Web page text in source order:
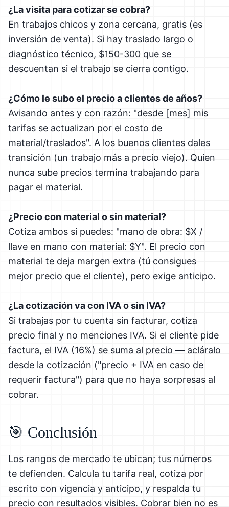
¿La visita para cotizar se cobra?
En trabajos chicos y zona cercana, gratis (es
inversión de venta). Si hay traslado largo o
diagnóstico técnico, $150-300 que se
descuentan si el trabajo se cierra contigo.
¿Cómo le subo el precio a clientes de años?
Avisando antes y con razón: "desde [mes] mis
tarifas se actualizan por el costo de
material/traslados". A los buenos clientes dales
transición (un trabajo más a precio viejo). Quien
nunca sube precios termina trabajando para
pagar el material.
¿Precio con material o sin material?
Cotiza ambos si puedes: "mano de obra: $X /
llave en mano con material: $Y". El precio con
material te deja margen extra (tú consigues
mejor precio que el cliente), pero exige anticipo.
¿La cotización va con IVA o sin IVA?
Si trabajas por tu cuenta sin facturar, cotiza
precio final y no menciones IVA. Si el cliente pide
factura, el IVA (16%) se suma al precio — acláralo
desde la cotización ("precio + IVA en caso de
requerir factura") para que no haya sorpresas al
cobrar.
🎯 Conclusión
Los rangos de mercado te ubican; tus números
te defienden. Calcula tu tarifa real, cotiza por
escrito con vigencia y anticipo, y respalda tu
precio con resultados visibles. Cobrar bien no es